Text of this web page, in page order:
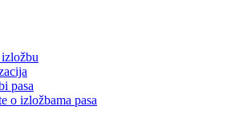
izložbu
pasa
o izložbama pasa